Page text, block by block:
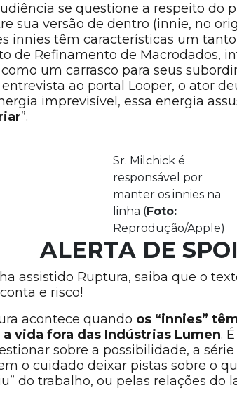
se questione a respeito do
sua versão de dentro (innie, no
innies têm características um
de Refinamento de Macrodados,
um carrasco para seus
ao portal Looper, o ator
imprevisível, essa energia
”.
Sr. Milchick é
responsável por
manter os innies na
linha (Foto:
Reprodução/Apple)
ALERTA DE
assistido Ruptura, saiba que o
e risco!
acontece quando os “innies”
vida fora das Indústrias Lumen.
sobre a possibilidade, a
o cuidado deixar pistas sobre o
do trabalho, ou pelas relações do